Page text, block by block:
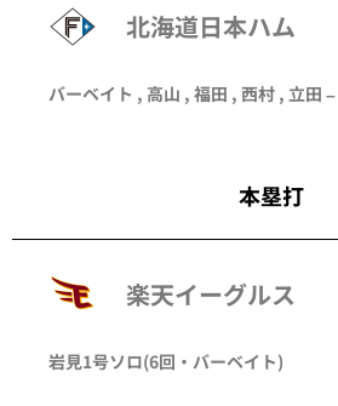
北海道日本ハム
バーベイト , 高山 , 福田 , 西村 , 立田 –
本塁打
楽天イーグルス
岩見1号ソロ(6回・ バーベイト)